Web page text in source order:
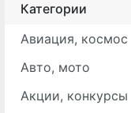
Категории
Авиация, космос
Авто, мото
Акции, конкурсы